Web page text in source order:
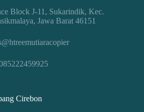
Block J-11, Sukarindik, Kec.
Jawa Barat 46151
Cirebon